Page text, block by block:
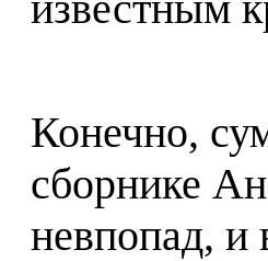
Конечно,
сборнике
невпопад, и